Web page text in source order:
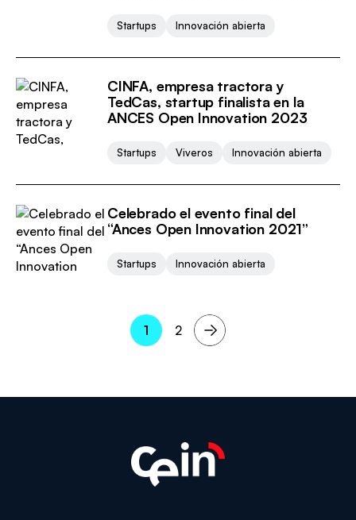
Startups Innovación abierta
CINFA, empresa tractora y
TedCas, startup finalista en la
ANCES Open Innovation 2023
Startups Viveros Innovación abierta
Celebrado el evento final del
“Ances Open Innovation 2021”
Startups Innovación abierta
Página
1
Página
2